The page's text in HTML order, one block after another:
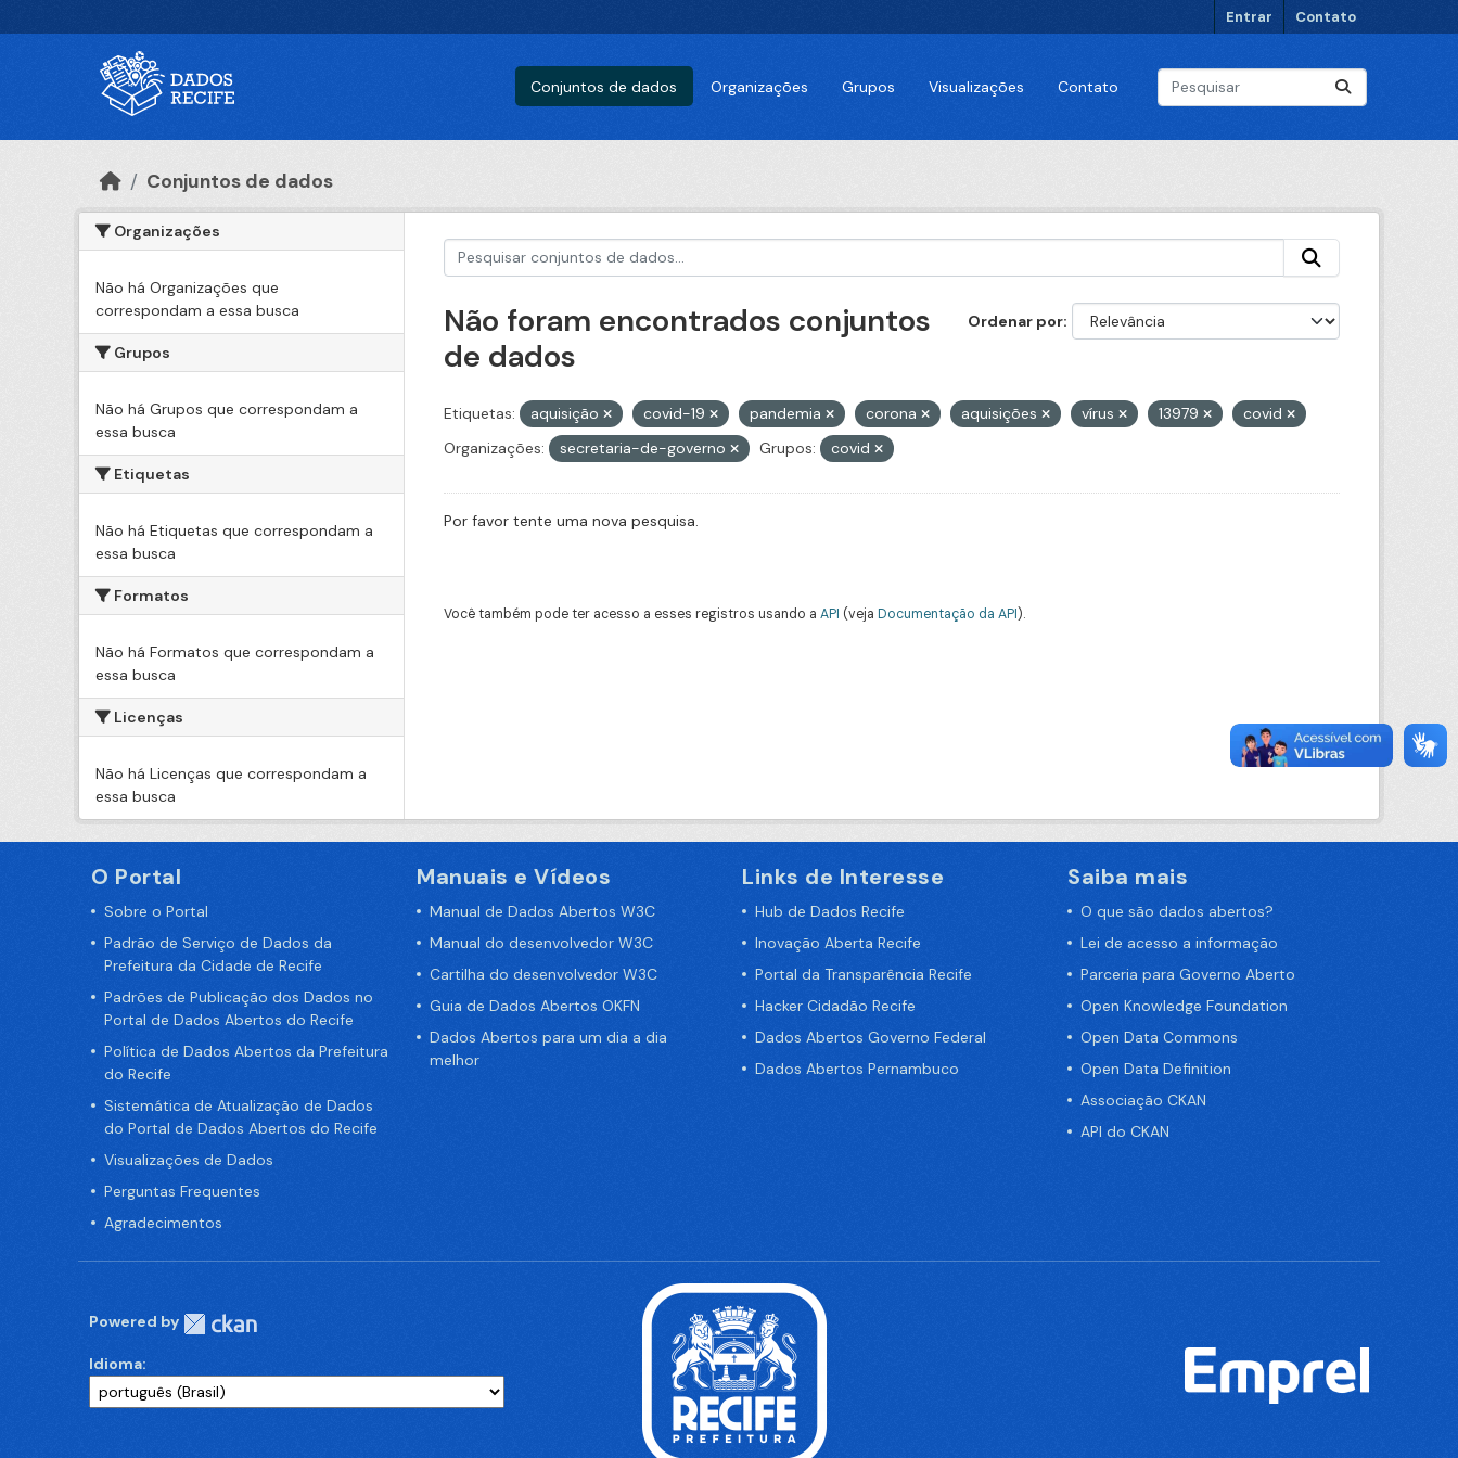
Entrar Contato
Conjuntos de dados Organizações Grupos Visualizações Contato
Conjuntos de dados
Organizações
Não há Organizações que
correspondam a essa busca
Grupos
Não há Grupos que correspondam a
essa busca
Etiquetas
Não há Etiquetas que correspondam a
essa busca
Formatos
Não há Formatos que correspondam a
essa busca
Licenças
Não há Licenças que correspondam a
essa busca
Ordenar por
Não foram encontrados conjuntos
de dados
Etiquetas: aquisição covid-19 pandemia corona aquisições vírus 13979
covid
Organizações:
secretaria-de-governo Grupos: covid
Por favor tente uma nova pesquisa.
Você também pode ter acesso a esses registros usando a API (veja Documentação da API).
O Portal
Sobre o Portal
Padrão de Serviço de Dados da
Prefeitura da Cidade de Recife
Padrões de Publicação dos Dados no
Portal de Dados Abertos do Recife
Política de Dados Abertos da Prefeitura
do Recife
Sistemática de Atualização de Dados
do Portal de Dados Abertos do Recife
Visualizações de Dados
Perguntas Frequentes
Agradecimentos
Manuais e Vídeos
Manual de Dados Abertos W3C
Manual do desenvolvedor W3C
Cartilha do desenvolvedor W3C
Guia de Dados Abertos OKFN
Dados Abertos para um dia a dia
melhor
Links de Interesse
Hub de Dados Recife
Inovação Aberta Recife
Portal da Transparência Recife
Hacker Cidadão Recife
Dados Abertos Governo Federal
Dados Abertos Pernambuco
Saiba mais
O que são dados abertos?
Lei de acesso a informação
Parceria para Governo Aberto
Open Knowledge Foundation
Open Data Commons
Open Data Definition
Associação CKAN
API do CKAN
Powered by
Idioma